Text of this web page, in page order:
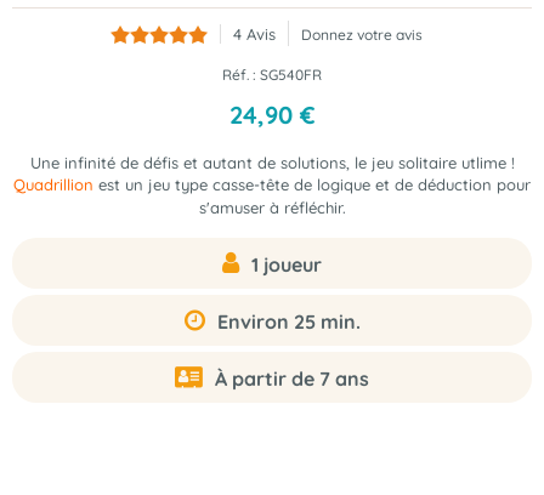
4 Avis Donnez votre avis
Réf. : SG540FR
24,90 €
Une infinité de défis et autant de solutions, le jeu solitaire utlime !
Quadrillion est un jeu type casse-tête de logique et de déduction pour
s'amuser à réfléchir.
1 joueur
Environ 25 min.
À partir de 7 ans